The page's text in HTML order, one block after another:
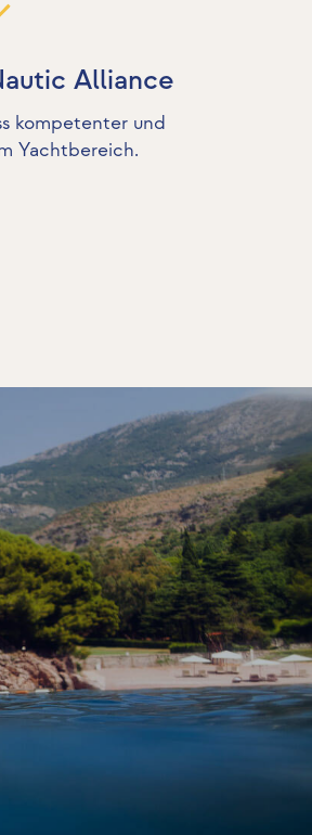
Alliance
kompetenter und
Yachtbereich.